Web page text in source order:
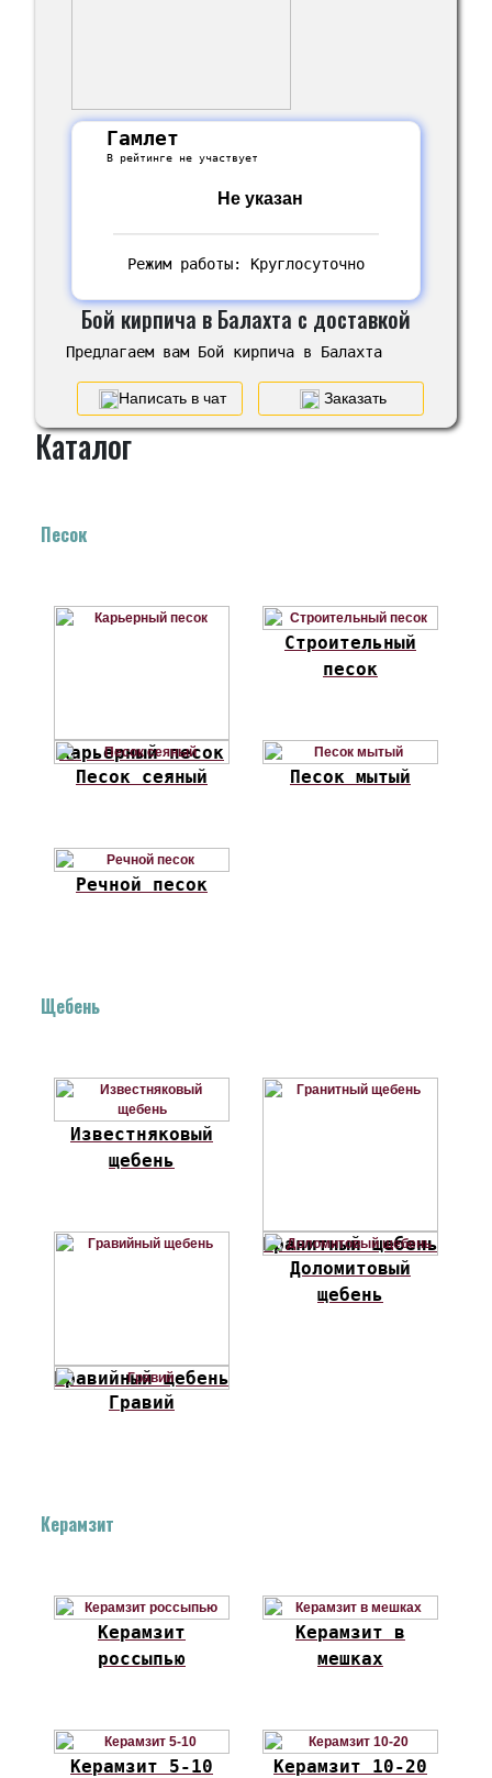
Гамлет
В рейтинге не участвует
Не указан
Режим работы: Круглосуточно
Бой кирпича в Балахта с доставкой
Предлагаем вам Бой кирпича в Балахта
Написать в чат Заказать
Каталог
Песок
Карьерный песок
Строительный
песок
Песок сеяный Песок мытый
Речной песок
Щебень
Известняковый
щебень
Гранитный щебень
Гравийный щебень
Доломитовый
щебень
Гравий
Керамзит
Керамзит
россыпью
Керамзит в
мешках
Керамзит 5-10 Керамзит 10-20